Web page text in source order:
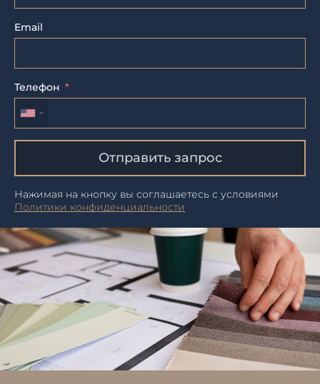
Email
Телефон
Отправить запрос
Нажимая на кнопку вы соглашаетесь с условиями
Политики конфиденциальности